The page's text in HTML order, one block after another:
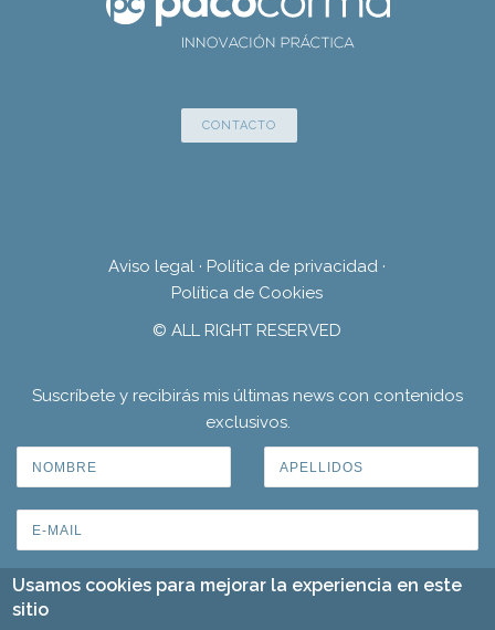
CONTACTO
Aviso legal · Política de privacidad ·
Política de Cookies
© ALL RIGHT RESERVED
Suscríbete y recibirás mis últimas news con contenidos
exclusivos.
Usamos cookies para mejorar la experiencia en este
sitio